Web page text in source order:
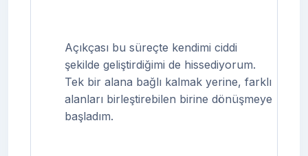
Açıkçası bu süreçte kendimi ciddi
şekilde geliştirdiğimi de hissediyorum.
Tek bir alana bağlı kalmak yerine, farklı
alanları birleştirebilen birine dönüşmeye
başladım.